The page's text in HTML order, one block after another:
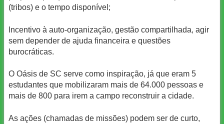
(tribos) e o tempo disponível;
Incentivo à auto-organização, gestão compartilhada, agir
sem depender de ajuda financeira e questões
burocráticas.
O Oásis de SC serve como inspiração, já que eram 5
estudantes que mobilizaram mais de 64.000 pessoas e
mais de 800 para irem a campo reconstruir a cidade.
As ações (chamadas de missões) podem ser de curto,